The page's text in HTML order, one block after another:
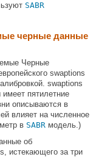
SABR
черные данные
Черные
swaptions
swaptions
имеет пятилетние
описываются в
влияет на численное
в SABR модель.)
об
истекающего за три